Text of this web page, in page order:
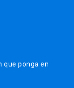
que ponga en